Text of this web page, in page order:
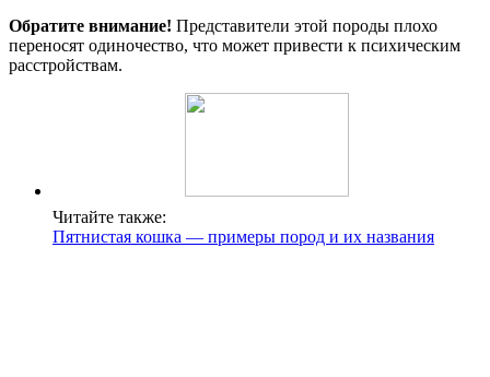
Обратите внимание! Представители этой породы плохо
переносят одиночество, что может привести к психическим
расстройствам.
Читайте также:
Пятнистая кошка — примеры пород и их названия